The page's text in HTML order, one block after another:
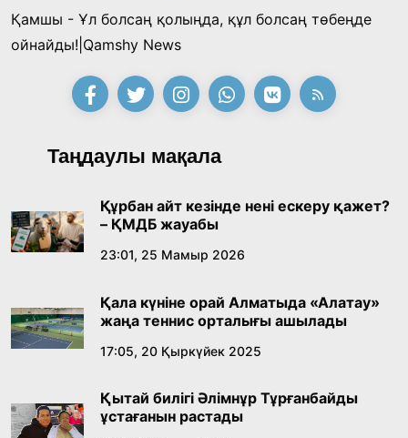
«Тектілер ту көтереді» байқауы өз
18:39, 23 Шілде 2026
Қонаев қаласының әкімі «Славян базары»
байқауының жеңімпазы Ақерке Амалятты
16:27, 23 Шілде 2026
Қазақ тіліндегі «құт» концептісінің
09:21, 21 Шілде 2026
Абайдың адам тәрбиесі туралы
18:59, 20 Шілде 2026
Қамшы - Ұл болсаң қолыңда, құл болсаң төбеңде
ойнайды!|Qamshy News
Таңдаулы мақала
Құрбан айт кезінде нені ескеру қажет?
– ҚМДБ жауабы
23:01, 25 Мамыр 2026
Қала күніне орай Алматыда «Алатау»
жаңа теннис орталығы ашылады
17:05, 20 Қыркүйек 2025
Қытай билігі Әлімнұр Тұрғанбайды
ұстағанын растады